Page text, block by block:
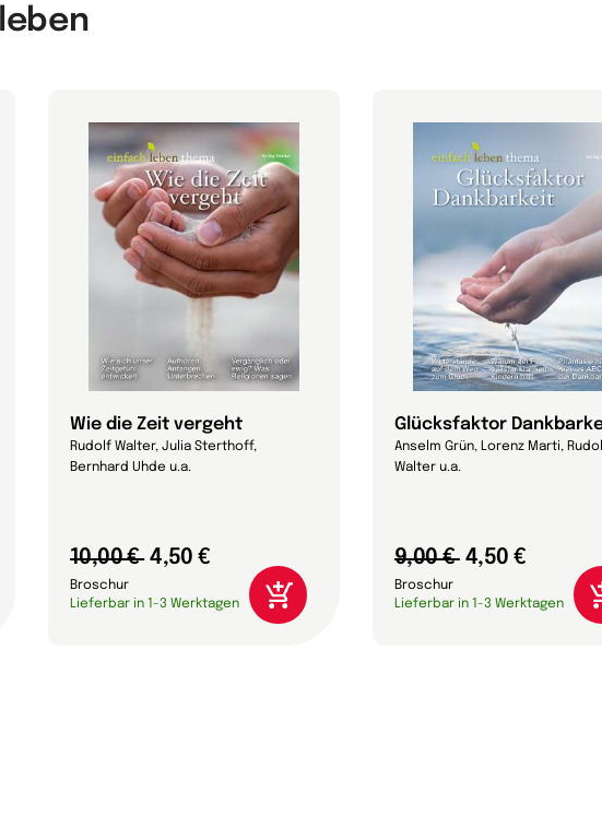
Wie die Zeit vergeht
Rudolf Walter, Julia Sterthoff,
Bernhard Uhde u.a.
10,00 € 4,50 €
Broschur
Lieferbar in 1-3 Werktagen
Glücksfaktor
Anselm Grün, Lorenz Marti,
Walter u.a.
9,00 € 4,50 €
Broschur
Lieferbar in 1-3 Werktagen